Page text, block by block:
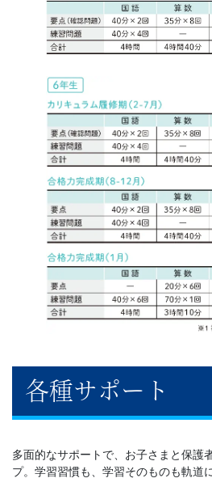
各種サポート
多面的なサポートで、お子さまと保護
プ。学習習慣も、学習そのものも軌道